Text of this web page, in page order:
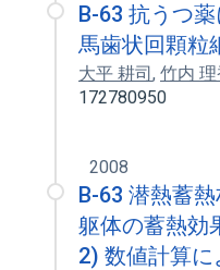
B-63 抗うつ
馬歯状回顆粒
大平 耕司, 竹内 理
172780950
2008
B-63 潜熱蓄
躯体の蓄熱効
2) 数値計算